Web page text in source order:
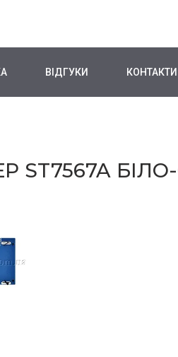
ВІДГУКИ КОНТАКТИ
ST7567A